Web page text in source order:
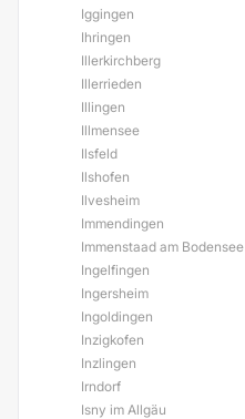
Iggingen
Ihringen
Illerkirchberg
Illerrieden
Illingen
Illmensee
Ilsfeld
Ilshofen
Ilvesheim
Immendingen
Immenstaad am Bodensee
Ingelfingen
Ingersheim
Ingoldingen
Inzigkofen
Inzlingen
Irndorf
Isny im Allgäu